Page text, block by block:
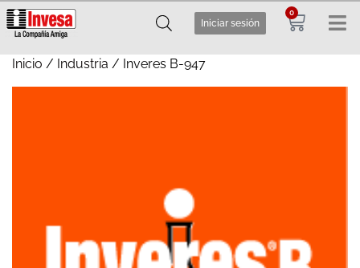
Iniciar sesión
0
Inicio / Industria / Inveres B-947